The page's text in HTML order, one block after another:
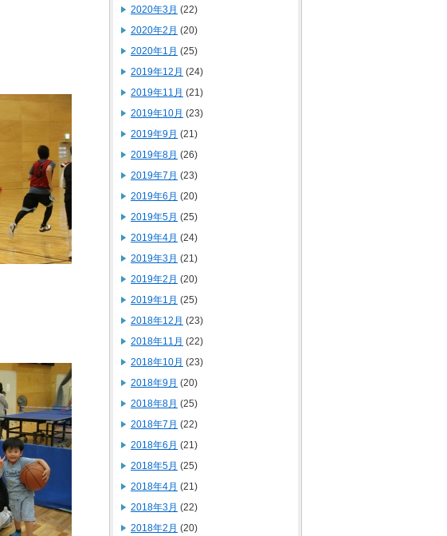
2020年3月 (22)
2020年2月 (20)
2020年1月 (25)
2019年12月 (24)
2019年11月 (21)
2019年10月 (23)
2019年9月 (21)
2019年8月 (26)
2019年7月 (23)
2019年6月 (20)
2019年5月 (25)
2019年4月 (24)
2019年3月 (21)
2019年2月 (20)
2019年1月 (25)
2018年12月 (23)
2018年11月 (22)
2018年10月 (23)
2018年9月 (20)
2018年8月 (25)
2018年7月 (22)
2018年6月 (21)
2018年5月 (25)
2018年4月 (21)
2018年3月 (22)
2018年2月 (20)